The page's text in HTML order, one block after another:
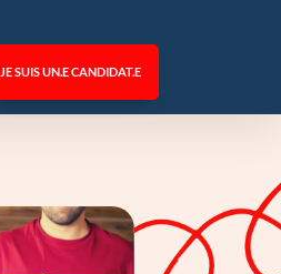
JE SUIS UN.E CANDIDAT.E